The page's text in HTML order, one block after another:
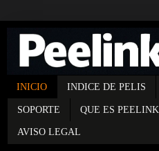
INICIO INDICE DE PELIS
SOPORTE QUE ES PEELINK
AVISO LEGAL